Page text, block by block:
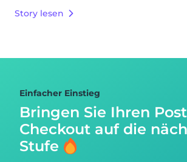
Story lesen
Einfacher Einstieg
Bringen Sie Ihren
Checkout auf die
Stufe